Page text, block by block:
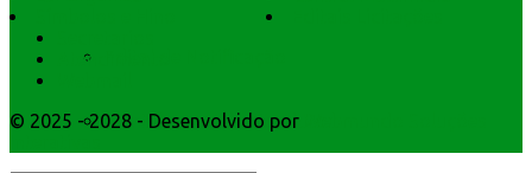
Identificacao do Condutor
Atendimento
© 2025 - 2028 - Desenvolvido por